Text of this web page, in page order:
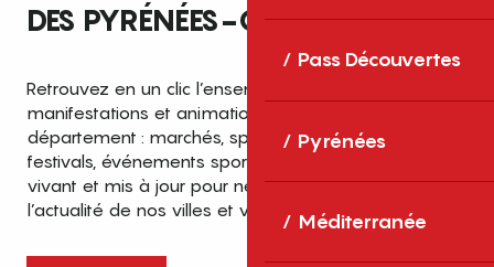
Pass Découvertes
Pyrénées
Méditerranée
DES PYRÉNÉES-ORIENTALES
Retrouvez en un clic l’ensemble des fêtes,
manifestations et animations recensées dans le
département : marchés, spectacles, expositions,
festivals, événements sportifs et culturels… un agenda
vivant et mis à jour pour ne rien manquer de
l’actualité de nos villes et villages.